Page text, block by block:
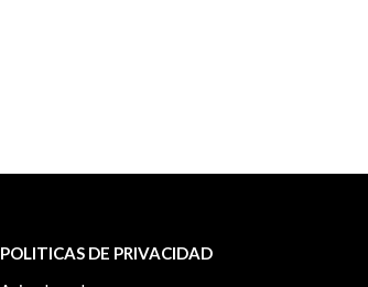
POLITICAS DE PRIVACIDAD